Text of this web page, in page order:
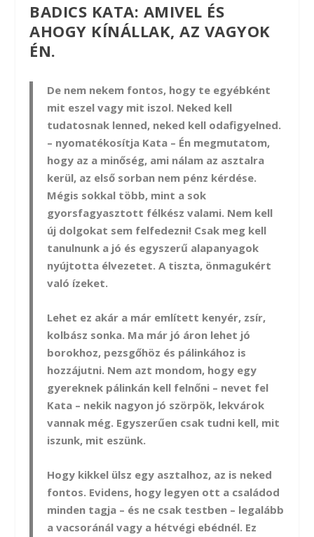
BADICS KATA: AMIVEL ÉS
AHOGY KÍNÁLLAK, AZ VAGYOK
ÉN.
De nem nekem fontos, hogy te egyébként
mit eszel vagy mit iszol. Neked kell
tudatosnak lenned, neked kell odafigyelned.
– nyomatékosítja Kata – Én megmutatom,
hogy az a minőség, ami nálam az asztalra
kerül, az első sorban nem pénz kérdése.
Mégis sokkal több, mint a sok
gyorsfagyasztott félkész valami. Nem kell
új dolgokat sem felfedezni! Csak meg kell
tanulnunk a jó és egyszerű alapanyagok
nyújtotta élvezetet. A tiszta, önmagukért
való ízeket.
Lehet ez akár a már említett kenyér, zsír,
kolbász sonka. Ma már jó áron lehet jó
borokhoz, pezsgőhöz és pálinkához is
hozzájutni. Nem azt mondom, hogy egy
gyereknek pálinkán kell felnőni – nevet fel
Kata – nekik nagyon jó szörpök, lekvárok
vannak még. Egyszerűen csak tudni kell, mit
iszunk, mit eszünk.
Hogy kikkel ülsz egy asztalhoz, az is neked
fontos. Evidens, hogy legyen ott a családod
minden tagja – és ne csak testben – legalább
a vacsoránál vagy a hétvégi ebédnél. Ez